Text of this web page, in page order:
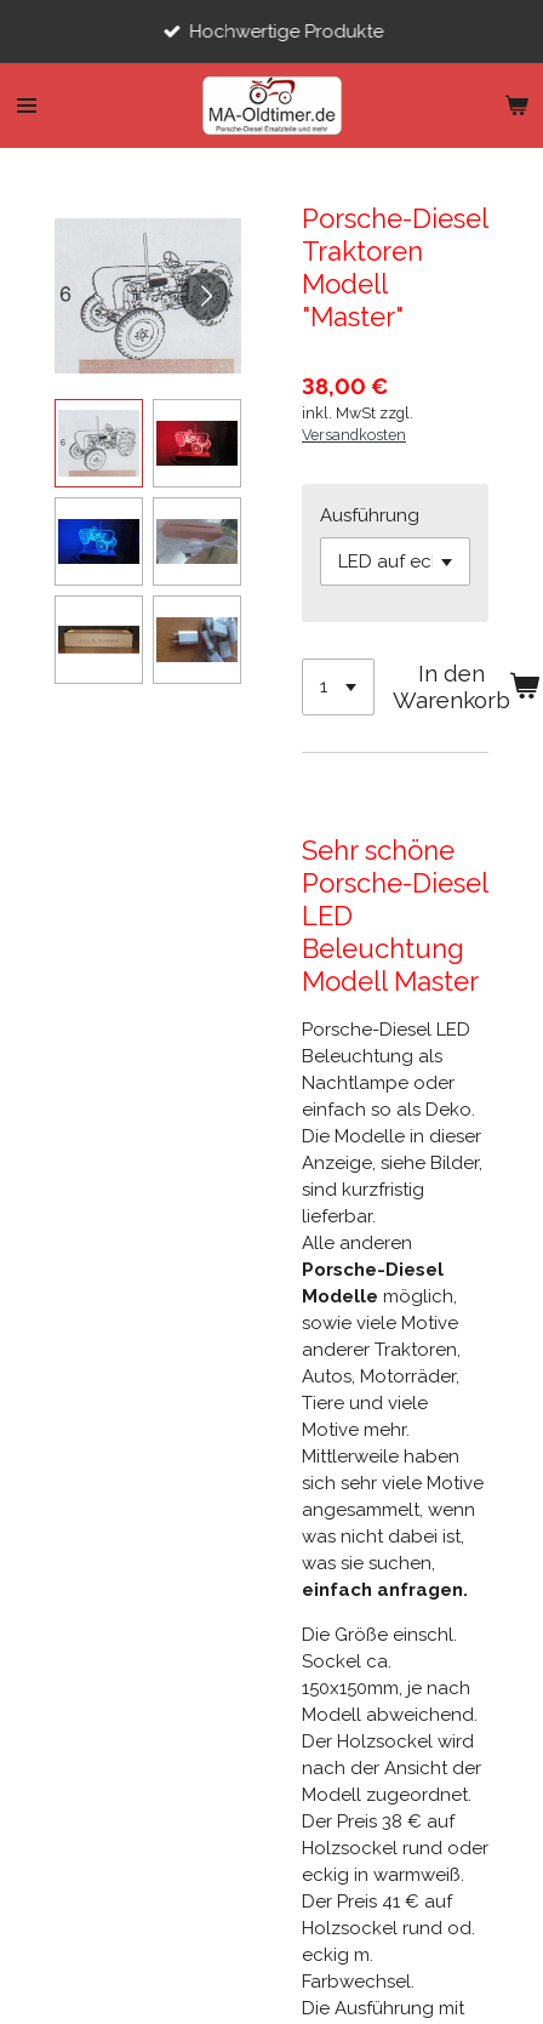
Hochwertige Produkte
Porsche-Diesel
Traktoren
Modell
"Master"
38,00 €
inkl. MwSt zzgl.
Versandkosten
Ausführung
In den
Warenkorb
Sehr schöne
Porsche-Diesel
LED
Beleuchtung
Modell Master
Porsche-Diesel LED
Beleuchtung als
Nachtlampe oder
einfach so als Deko.
Die Modelle in dieser
Anzeige, siehe Bilder,
sind kurzfristig
lieferbar.
Alle anderen
Porsche-Diesel
Modelle möglich,
sowie viele Motive
anderer Traktoren,
Autos, Motorräder,
Tiere und viele
Motive mehr.
Mittlerweile haben
sich sehr viele Motive
angesammelt, wenn
was nicht dabei ist,
was sie suchen,
einfach anfragen.
Die Größe einschl.
Sockel ca.
150x150mm, je nach
Modell abweichend.
Der Holzsockel wird
nach der Ansicht der
Modell zugeordnet.
Der Preis 38 € auf
Holzsockel rund oder
eckig in warmweiß.
Der Preis 41 € auf
Holzsockel rund od.
eckig m.
Farbwechsel.
Die Ausführung mit